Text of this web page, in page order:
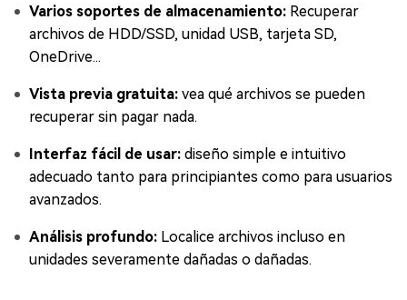
Varios soportes de almacenamiento: Recuperar
archivos de HDD/SSD, unidad USB, tarjeta SD,
OneDrive...
Vista previa gratuita: vea qué archivos se pueden
recuperar sin pagar nada.
Interfaz fácil de usar: diseño simple e intuitivo
adecuado tanto para principiantes como para usuarios
avanzados.
Análisis profundo: Localice archivos incluso en
unidades severamente dañadas o dañadas.